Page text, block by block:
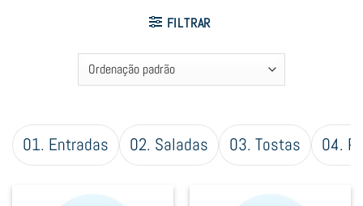
FILTRAR
01. Entradas 02. Saladas 03. Tostas 04.